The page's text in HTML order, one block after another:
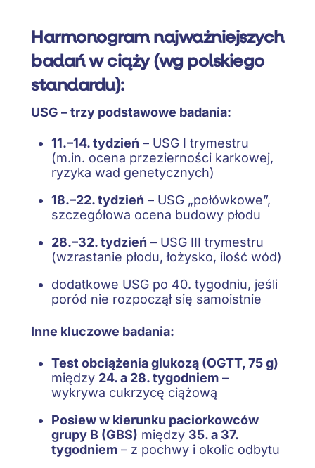
Harmonogram najważniejszych
badań w ciąży (wg polskiego
standardu):
USG – trzy podstawowe badania:
11.–14. tydzień – USG I trymestru
(m.in. ocena przezierności karkowej,
ryzyka wad genetycznych)
18.–22. tydzień – USG „połówkowe”,
szczegółowa ocena budowy płodu
28.–32. tydzień – USG III trymestru
(wzrastanie płodu, łożysko, ilość wód)
dodatkowe USG po 40. tygodniu, jeśli
poród nie rozpoczął się samoistnie
Inne kluczowe badania:
Test obciążenia glukozą (OGTT, 75 g)
między 24. a 28. tygodniem–
wykrywa cukrzycę ciążową
Posiew w kierunku paciorkowców
grupy B (GBS) między 35. a 37.
tygodniem– z pochwy i okolic odbytu